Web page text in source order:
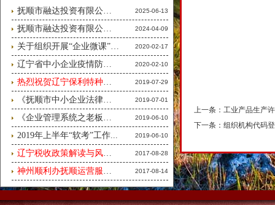
抚顺市融达投资有限公司消防安... 2025-06-13
抚顺市融达投资有限公司广告 2024-04-09
关于组织开展“企业微课”线上... 2020-02-17
辽宁省中小企业疫情防控手册（... 2020-02-10
热烈祝贺辽宁保利特种车辆有限... 2019-07-29
《抚顺市中小企业法律风险暨商... 2019-07-01
《企业管理系统之老板财税与风... 2019-06-10
2019年上半年“软考”工作... 2019-06-10
辽宁税收政策解读与风险预防交... 2017-08-28
神州顺利办抚顺运营服务中心誓... 2017-08-14
上一条： 工业产品生产
下一条： 组织机构代码